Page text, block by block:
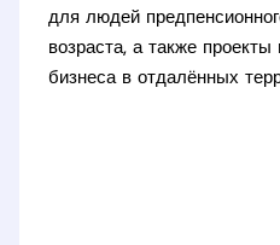
для людей
возраста, а также
бизнеса в отдалённых